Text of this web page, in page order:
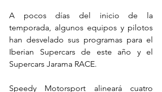
A pocos días del inicio de la
temporada, algunos equipos y pilotos
han desvelado sus programas para el
Iberian Supercars de este año y el
Supercars Jarama RACE.
Speedy Motorsport alineará cuatro